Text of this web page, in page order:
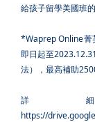
給孩子留學美國班
*Waprep Online菁
即日起至
法），最高補助
詳
https://